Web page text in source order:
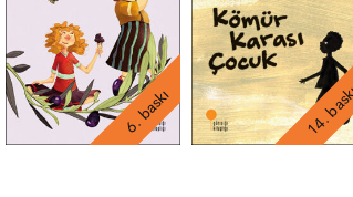
6. baskı 14.